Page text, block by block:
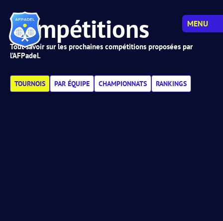
MENU
Compétitions
Tout savoir sur les prochaines compétitions proposées par
l’AFPadel.
TOURNOIS PAR ÉQUIPE CHAMPIONNATS RANKINGS